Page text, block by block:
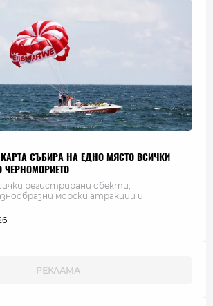
СЪБИРА НА ЕДНО МЯСТО ВСИЧКИ
регистрирани обекти,
морски атракции и